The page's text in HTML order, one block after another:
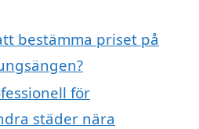
bestämma priset på
för
städer nära